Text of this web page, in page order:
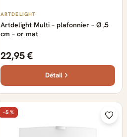
ARTDELIGHT
Artdelight Multi – plafonnier – Ø ,5
cm – or mat
22,95 €
Détail
−5 %